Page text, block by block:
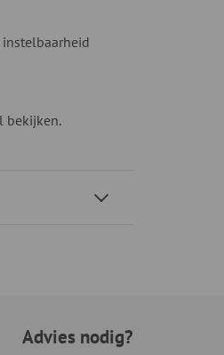
bekijken.
Advies nodig?